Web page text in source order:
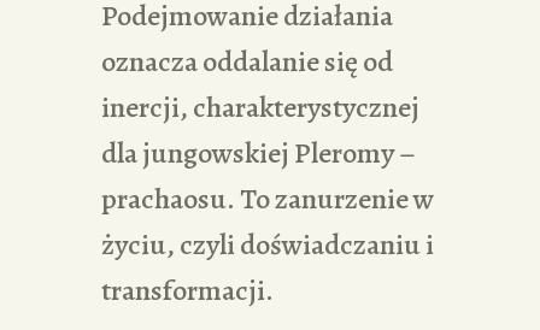
Podejmowanie działania
oznacza oddalanie się od
inercji, charakterystycznej
dla jungowskiej Pleromy –
prachaosu. To zanurzenie w
życiu, czyli doświadczaniu i
transformacji.